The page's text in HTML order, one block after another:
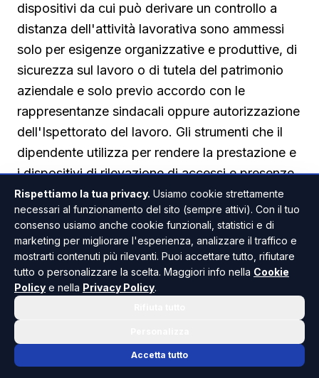
dispositivi da cui può derivare un controllo a
distanza dell'attività lavorativa sono ammessi
solo per esigenze organizzative e produttive, di
sicurezza sul lavoro o di tutela del patrimonio
aziendale e solo previo accordo con le
rappresentanze sindacali oppure autorizzazione
dell'Ispettorato del lavoro. Gli strumenti che il
dipendente utilizza per rendere la prestazione e
i dispositivi di rilevazione di accessi e presenze,
invece, non sono soggetti a queste stesse
condizioni.
La natura della timbratura potenziata esclude la
sorveglianza continua
Secondo il Tribunale, l'applicativo oggetto di
causa va ricondotto proprio a questa seconda
soltanto nell'istante della marcatura e non
Rispettiamo la tua privacy. Usiamo cookie strettamente
necessari al funzionamento del sito (sempre attivi). Con il tuo
consenso usiamo anche cookie funzionali, statistici e di
marketing per migliorare l'esperienza, analizzare il traffico e
mostrarti contenuti più rilevanti. Puoi accettare tutto, rifiutare
tutto o personalizzare la scelta. Maggiori info nella Cookie
Policy e nella Privacy Policy.
Accetta tutto